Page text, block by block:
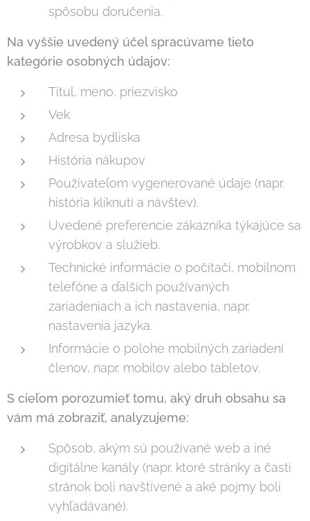
spôsobu doručenia.
Na vyššie uvedený účel spracúvame tieto
kategórie osobných údajov:
Titul, meno, priezvisko
Vek
Adresa bydliska
História nákupov
Používateľom vygenerované údaje (napr.
história kliknutí a návštev).
Uvedené preferencie zákazníka týkajúce sa
výrobkov a služieb.
Technické informácie o počítači, mobilnom
telefóne a ďalších používaných
zariadeniach a ich nastavenia, napr.
nastavenia jazyka.
Informácie o polohe mobilných zariadení
členov, napr. mobilov alebo tabletov.
S cieľom porozumieť tomu, aký druh obsahu sa
vám má zobraziť, analyzujeme:
Spôsob, akým sú používané web a iné
digitálne kanály (napr. ktoré stránky a časti
stránok boli navštívené a aké pojmy boli
vyhľadávané).